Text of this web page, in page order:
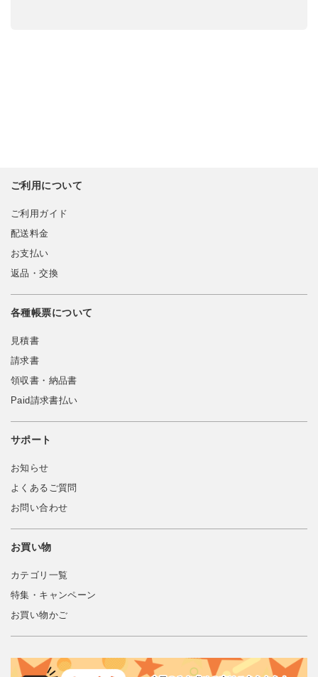
ご利用について
ご利用ガイド
配送料金
お支払い
返品・交換
各種帳票について
見積書
請求書
領収書・納品書
Paid請求書払い
サポート
お知らせ
よくあるご質問
お問い合わせ
お買い物
カテゴリ一覧
特集・キャンペーン
お買い物かご